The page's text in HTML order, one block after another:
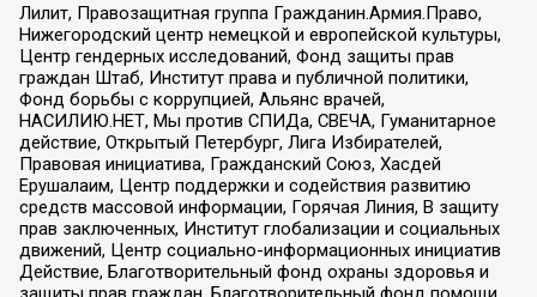
Лилит, Правозащитная группа Гражданин.Армия.Право,
Нижегородский центр немецкой и европейской культуры,
Центр гендерных исследований, Фонд защиты прав
граждан Штаб, Институт права и публичной политики,
Фонд борьбы с коррупцией, Альянс врачей,
НАСИЛИЮ.НЕТ, Мы против СПИДа, СВЕЧА, Гуманитарное
действие, Открытый Петербург, Лига Избирателей,
Правовая инициатива, Гражданский Союз, Хасдей
Ерушалаим, Центр поддержки и содействия развитию
средств массовой информации, Горячая Линия, В защиту
прав заключенных, Институт глобализации и социальных
движений, Центр социально-информационных инициатив
Действие, Благотворительный фонд охраны здоровья и